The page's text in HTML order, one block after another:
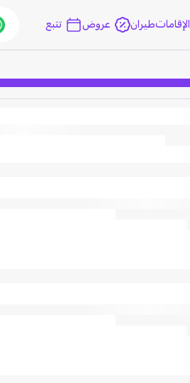
الإقاماتطيران عروض تتبع